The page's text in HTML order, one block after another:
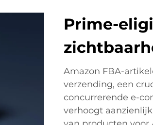
Prime-
Amazon FBA-
verzending, een
concurrerende e-
verhoogt